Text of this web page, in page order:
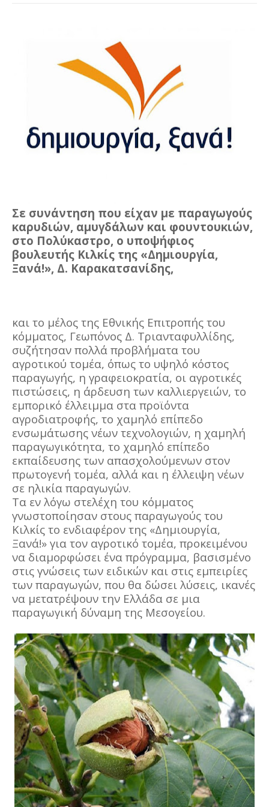
Σε συνάντηση που είχαν με παραγωγούς
καρυδιών, αμυγδάλων και φουντουκιών,
στο Πολύκαστρο, ο υποψήφιος
βουλευτής Κιλκίς της «Δημιουργία,
Ξανά!», Δ. Καρακατσανίδης,
και το μέλος της Εθνικής Επιτροπής του
κόμματος, Γεωπόνος Δ. Τριανταφυλλίδης,
συζήτησαν πολλά προβλήματα του
αγροτικού τομέα, όπως το υψηλό κόστος
παραγωγής, η γραφειοκρατία, οι αγροτικές
πιστώσεις, η άρδευση των καλλιεργειών, το
εμπορικό έλλειμμα στα προϊόντα
αγροδιατροφής, το χαμηλό επίπεδο
ενσωμάτωσης νέων τεχνολογιών, η χαμηλή
παραγωγικότητα, το χαμηλό επίπεδο
εκπαίδευσης των απασχολούμενων στον
πρωτογενή τομέα, αλλά και η έλλειψη νέων
σε ηλικία παραγωγών.
Τα εν λόγω στελέχη του κόμματος
γνωστοποίησαν στους παραγωγούς του
Κιλκίς το ενδιαφέρον της «Δημιουργία,
Ξανά!» για τον αγροτικό τομέα, προκειμένου
να διαμορφώσει ένα πρόγραμμα, βασισμένο
στις γνώσεις των ειδικών και στις εμπειρίες
των παραγωγών, που θα δώσει λύσεις, ικανές
να μετατρέψουν την Ελλάδα σε μια
παραγωγική δύναμη της Μεσογείου.